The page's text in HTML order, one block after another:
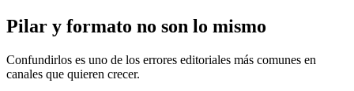
Pilar y formato no son lo mismo
Confundirlos es uno de los errores editoriales más comunes en
canales que quieren crecer.